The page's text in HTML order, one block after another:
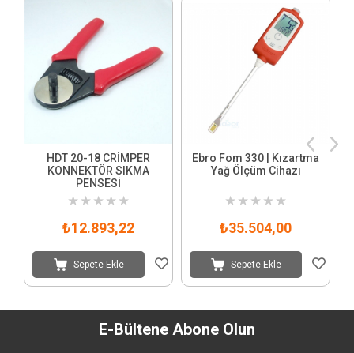
HDT 20-18 CRİMPER
KONNEKTÖR SIKMA
PENSESİ
★ ★ ★ ★ ★
₺12.893,22
Sepete Ekle
Ebro Fom 330 | Kızartma
Yağ Ölçüm Cihazı
★ ★ ★ ★ ★
₺35.504,00
Sepete Ekle
E-Bültene Abone Olun